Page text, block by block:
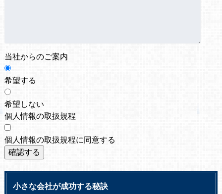
当社からのご案内
希望する
希望しない
個人情報の取扱規程
個人情報の取扱規程に同意する
小さな会社が成功する秘訣